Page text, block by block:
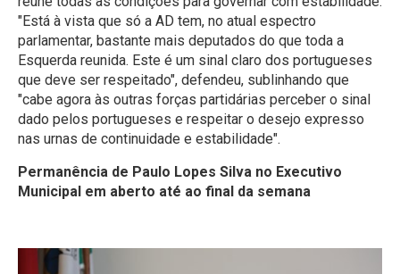
"Está à vista que só a AD tem, no atual espectro
parlamentar, bastante mais deputados do que toda a
Esquerda reunida. Este é um sinal claro dos portugueses
que deve ser respeitado", defendeu, sublinhando que
"cabe agora às outras forças partidárias perceber o sinal
dado pelos portugueses e respeitar o desejo expresso
nas urnas de continuidade e estabilidade".
Permanência de Paulo Lopes Silva no Executivo
Municipal em aberto até ao final da semana